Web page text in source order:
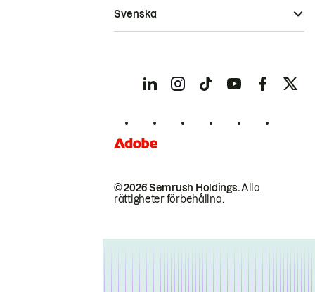
© 2026 Semrush Holdings.Alla
rättigheter förbehållna.
Svenska